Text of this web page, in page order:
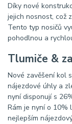
Díky nové
jejich nosnost, což
Tento typ nosičů
pohodlnou a
Tlumiče &
Nové zavěšení kol
nájezdové úhly a
nyní disponují s
Rám je nyní o 10%
nejlepším